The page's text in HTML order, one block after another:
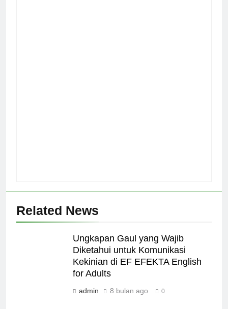
Related News
Ungkapan Gaul yang Wajib
Diketahui untuk Komunikasi
Kekinian di EF EFEKTA English
for Adults
admin 8 bulan ago 0